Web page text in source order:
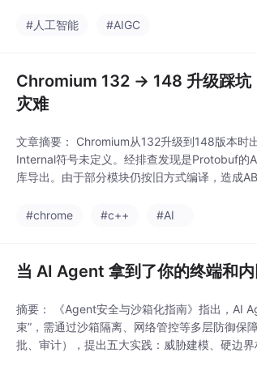
#人工智能 #AIGC
Chromium 132 → 148 升级踩坑
灾难
文章摘要： Chromium从132升级到148版本
Internal符号未定义。经排查发现是Protobuf的
库导出。由于部分模块仍按旧方式编译，造成
#chrome
#c++ #AI
当 AI Agent 拿到了你的终端和
摘要： 《Agent安全与沙箱化指南》指出，AI
束”，需通过沙箱隔离、网络管控等多层防御保
批、审计），提出五大实践：威胁建模、硬边